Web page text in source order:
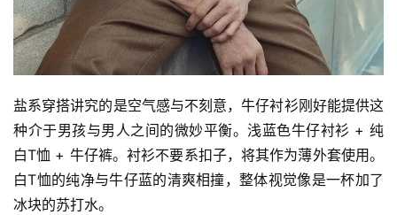
盐系穿搭讲究的是空气感与不刻意，牛仔衬衫刚好能提供这
种介于男孩与男人之间的微妙平衡。浅蓝色牛仔衬衫 + 纯
白T恤 + 牛仔裤。衬衫不要系扣子，将其作为薄外套使用。
白T恤的纯净与牛仔蓝的清爽相撞，整体视觉像是一杯加了
冰块的苏打水。